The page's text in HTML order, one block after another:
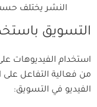
النشر يختلف
التسويق
استخدام الفيديوهات
من فعالية التفاعل
الفيديو في التسويق: